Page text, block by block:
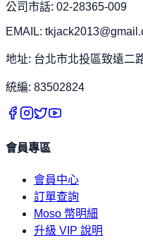
公司市話: 02-28365-009
EMAIL:
地址: 台北市北投區致遠二
統編: 83502824
會員專區
會員中心
訂單查詢
Moso 幣明細
升級 VIP 說明